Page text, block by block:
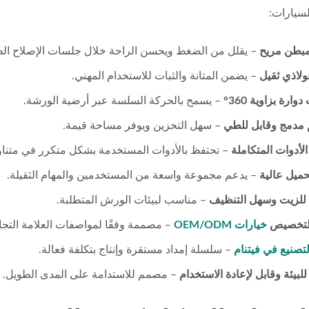
مريح – يقلل من الضغط ويحسن الراحة خلال جلسات الإصلاح
ثقيل – يضمن المتانة والثبات للاستخدام المهني.
بزاوية 360° – يسمح بالحركة السلسة عبر أرضية الورشة.
مدمج وقابل للطي – سهل التخزين ويوفر مساحة قيمة.
المتكاملة – تحتفظ بالأدوات المستخدمة بشكل متكرر في
عالية – يدعم مجموعة واسعة من المستخدمين والمهام الثقيلة.
للزيت وسهل التنظيف – مناسب لبيئات الورش المتطلبة.
خيارات OEM/ODM – مصممة وفقًا لمواصفات العلامة
في فيتنام – سلسلة إمداد مستقرة وإنتاج بتكلفة فعالة.
وقابل لإعادة الاستخدام – مصمم للاستدامة على المدى الطويل.
صانع عربة يد قابلة
قابلة للطي مع سلالم
من الصلب.